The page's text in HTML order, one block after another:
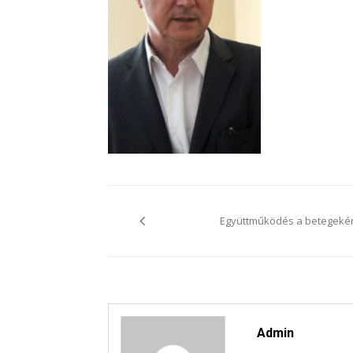
navigáció
Együttműködés a
Admin